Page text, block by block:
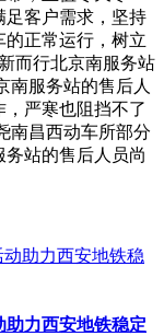
足客户需求，坚持
的正常运行，树立
而行北京南服务站
南服务站的售后人
，严寒也阻挡不了
南昌西动车所部分
站的售后人员尚
助力西安地铁稳定